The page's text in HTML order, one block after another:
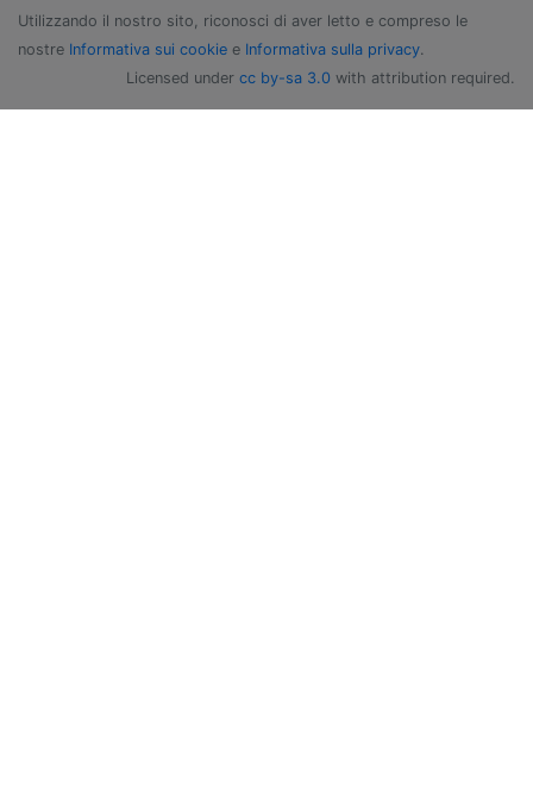
Utilizzando il nostro sito, riconosci di aver letto e compreso le
nostre Informativa sui cookie e Informativa sulla privacy.
Licensed under cc by-sa 3.0 with attribution required.